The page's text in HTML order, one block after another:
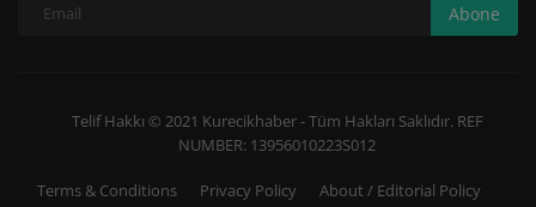
Abone
Telif Hakkı © 2021 Kurecikhaber - Tüm Hakları Saklıdır. REF
NUMBER: 13956010223S012
Terms & Conditions Privacy Policy About / Editorial Policy